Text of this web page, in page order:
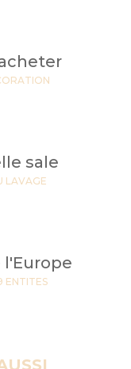
sale
LAVAGE
l'Europe
ENTITES